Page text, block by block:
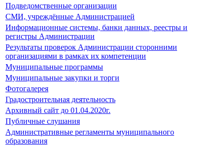
Подведомственные организации
СМИ, учреждённые Администрацией
Информационные системы, банки данных, реестры и
регистры Администрации
Результаты проверок Администрации сторонними
организациями в рамках их компетенции
Муниципальные программы
Муниципальные закупки и торги
Фотогалерея
Градостроительная деятельность
Архивный сайт до 01.04.2020г.
Публичные слушания
Административные регламенты муниципального
образования